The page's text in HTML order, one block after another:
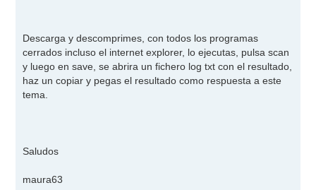
Descarga y descomprimes, con todos los programas
cerrados incluso el internet explorer, lo ejecutas, pulsa scan
y luego en save, se abrira un fichero log txt con el resultado,
haz un copiar y pegas el resultado como respuesta a este
tema.
Saludos
maura63